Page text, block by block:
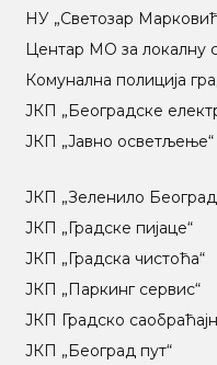
НУ „Светозар
Центар МO за локалну
Комунална полиција
ЈКП „Београдске
ЈКП „Јавно осветљење“
ЈКП „Зеленило
ЈКП „Градске пијаце“
ЈКП „Градска чистоћа“
ЈКП „Паркинг сервис“
ЈКП Градско
ЈКП „Београд пут“